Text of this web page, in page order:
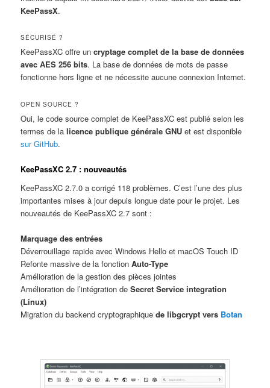
KeePassX.
SÉCURISÉ ?
KeePassXC offre uncryptage complet de la base de données
avec AES 256 bits. La base de données de mots de passe
fonctionne hors ligne et ne nécessite aucune connexion Internet.
OPEN SOURCE ?
Oui, le code source complet de KeePassXC est publié selon les
termes de lalicence publique générale GNU et est disponible
sur GitHub.
KeePassXC 2.7 : nouveautés
KeePassXC 2.7.0 a corrigé 118 problèmes. C’est l’une des plus
importantes mises à jour depuis longue date pour le projet. Les
nouveautés de KeePassXC 2.7 sont :
Marquage des entrées
Déverrouillage rapide avec Windows Hello et macOS Touch ID
Refonte massive de la fonction Auto-Type
Amélioration de la gestion des pièces jointes
Amélioration de l’intégration deSecret Service integration
(Linux)
Migration du backend cryptographiquede libgcrypt vers Botan